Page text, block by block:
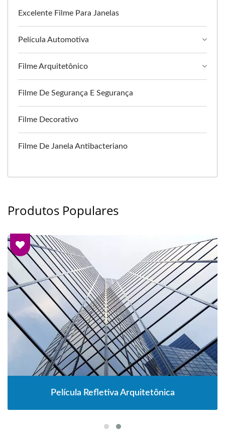
Excelente Filme Para Janelas
Película Automotiva
Filme Arquitetônico
Filme De Segurança E Segurança
Filme Decorativo
Filme De Janela Antibacteriano
Produtos Populares
Película Refletiva Arquitetônica